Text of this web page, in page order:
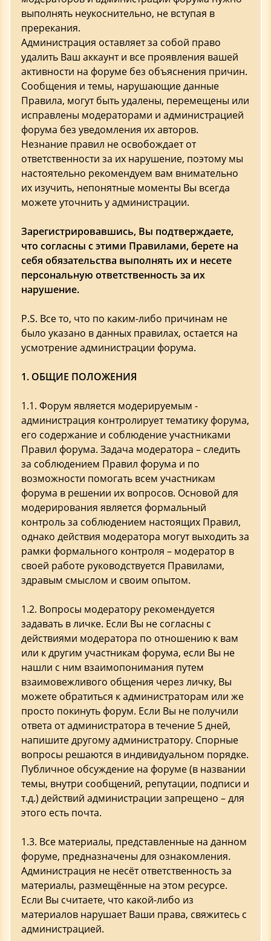
выполнять неукоснительно, не вступая в
пререкания.
Администрация оставляет за собой право
удалить Ваш аккаунт и все проявления вашей
активности на форуме без объяснения причин.
Сообщения и темы, нарушающие данные
Правила, могут быть удалены, перемещены или
исправлены модераторами и администрацией
форума без уведомления их авторов.
Незнание правил не освобождает от
ответственности за их нарушение, поэтому мы
настоятельно рекомендуем вам внимательно
их изучить, непонятные моменты Вы всегда
можете уточнить у администрации.
Зарегистрировавшись, Вы подтверждаете,
что согласны с этими Правилами, берете на
себя обязательства выполнять их и несете
персональную ответственность за их
нарушение.
P.S. Все то, что по каким-либо причинам не
было указано в данных правилах, остается на
усмотрение администрации форума.
1. ОБЩИЕ ПОЛОЖЕНИЯ
1.1. Форум является модерируемым -
администрация контролирует тематику форума,
его содержание и соблюдение участниками
Правил форума. Задача модератора – следить
за соблюдением Правил форума и по
возможности помогать всем участникам
форума в решении их вопросов. Основой для
модерирования является формальный
контроль за соблюдением настоящих Правил,
однако действия модератора могут выходить за
рамки формального контроля – модератор в
своей работе руководствуется Правилами,
здравым смыслом и своим опытом.
1.2. Вопросы модератору рекомендуется
задавать в личке. Если Вы не согласны с
действиями модератора по отношению к вам
или к другим участникам форума, если Вы не
нашли с ним взаимопонимания путем
взаимовежливого общения через личку, Вы
можете обратиться к администраторам или же
просто покинуть форум. Если Вы не получили
ответа от администратора в течение 5 дней,
напишите другому администратору. Спорные
вопросы решаются в индивидуальном порядке.
Публичное обсуждение на форуме (в названии
темы, внутри сообщений, репутации, подписи и
т.д.) действий администрации запрещено – для
этого есть почта.
1.3. Все материалы, представленные на данном
форуме, предназначены для ознакомления.
Администрация не несёт ответственность за
материалы, размещённые на этом ресурсе.
Если Вы считаете, что какой-либо из
материалов нарушает Ваши права, свяжитесь с
администрацией.